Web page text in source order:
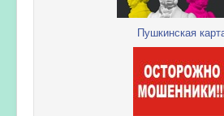
Пушкинская